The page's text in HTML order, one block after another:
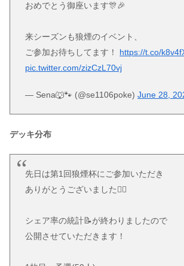
おめでとう御座います🎊🎉
来シーズンも狼煙のイベント、
ご参加お待ちしてます！ https://t.co/
pic.twitter.com/zizCzL70vj
— Sena🐺🐾 (@se1106poke)June 28,
デッキ分布
先日は第1回狼煙杯にご参加いただき
ありがとうございました🙇‍♂️
シェア率の統計📝が終わりましたので
公開させていただきます！